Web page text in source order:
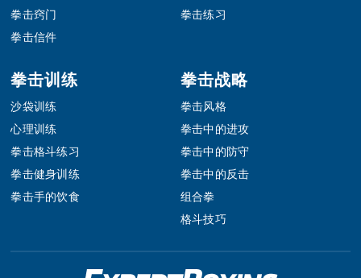
拳击窍门
拳击信件
拳击练习
拳击训练
沙袋训练
心理训练
拳击格斗练习
拳击健身训练
拳击手的饮食
拳击战略
拳击风格
拳击中的进攻
拳击中的防守
拳击中的反击
组合拳
格斗技巧